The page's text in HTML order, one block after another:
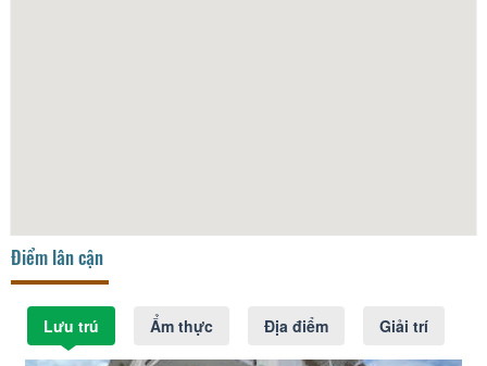
Điểm lân cận
Lưu trú Ẩm thực Địa điểm Giải trí